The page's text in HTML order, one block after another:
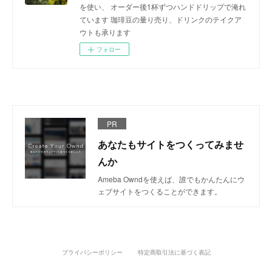
を使い、 オーダー後1杯ずつハンドドリップで淹れ
ています 珈琲豆の量り売り、ドリンクのテイクア
ウトも承ります
フォロー
PR
あなたもサイトをつくってみませ
んか
Ameba Owndを使えば、誰でもかんたんにウ
ェブサイトをつくることができます。
プライバシーポリシー 特定商取引法に基づく表記